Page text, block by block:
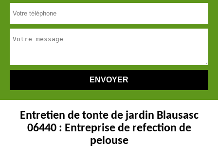
Entretien de tonte de jardin Blausasc
06440 : Entreprise de refection de
pelouse